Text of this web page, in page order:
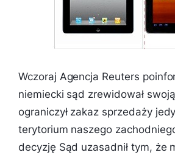
Wczoraj Agencja Reuters
niemiecki sąd zrewidował
ograniczył zakaz sprzedaży
terytorium naszego
decyzję Sąd uzasadnił tym, że